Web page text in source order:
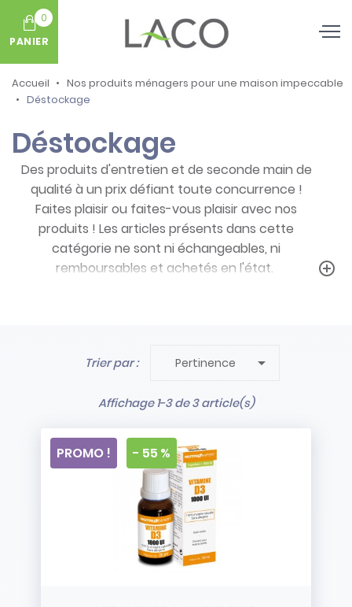
0
PANIER
Accueil
Nos produits ménagers pour une maison impeccable
Déstockage
Déstockage
Des produits d'entretien et de seconde main de
qualité à un prix défiant toute concurrence !
Faites plaisir ou faites-vous plaisir avec nos
produits ! Les articles présents dans cette
catégorie ne sont ni échangeables, ni
remboursables et achetés en l'état.
- Stock limité et non renouvelé
add_circle_outline
Trier par : Pertinence 
Affichage 1-3 de 3 article(s)
PROMO ! - 55 %